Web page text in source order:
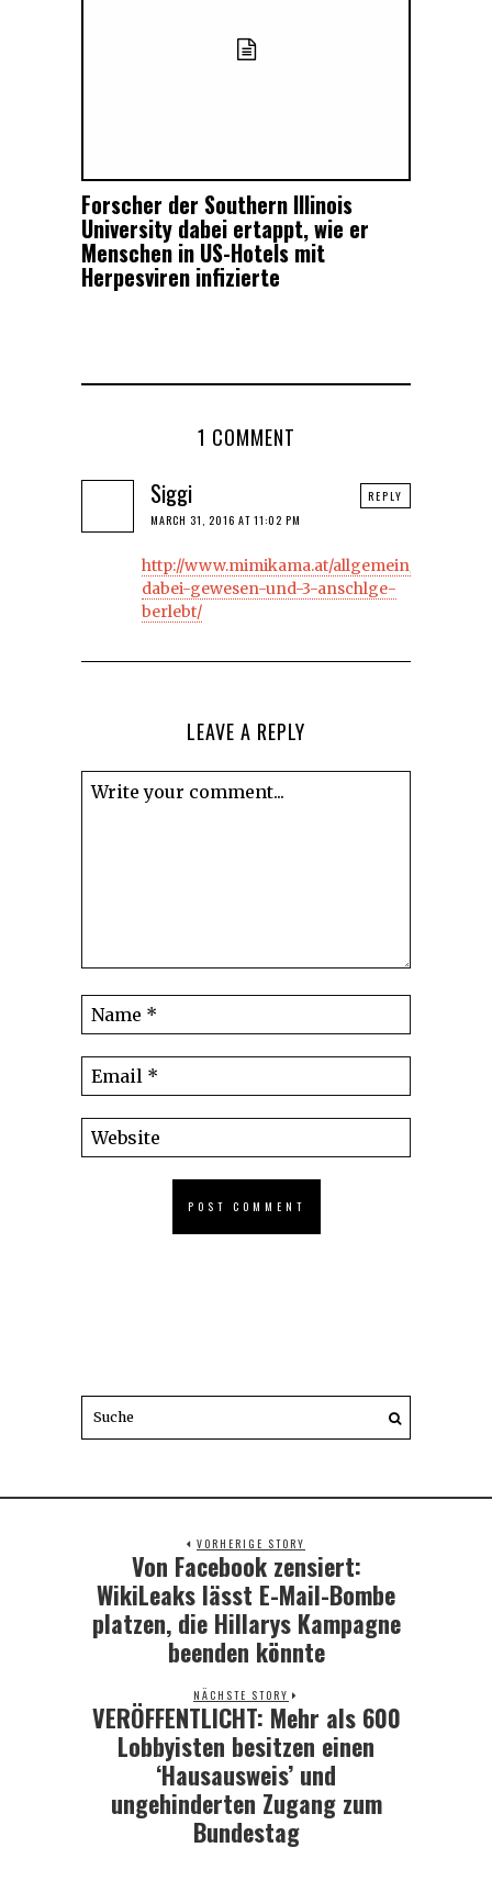
Forscher der Southern Illinois
University dabei ertappt, wie er
Menschen in US-Hotels mit
Herpesviren infizierte
1 COMMENT
Siggi
MARCH 31, 2016 AT 11:02 PM
http://www.mimikama.at/allgemein/live-
dabei-gewesen-und-3-anschlge-
berlebt/
REPLY
LEAVE A REPLY
VORHERIGE STORY
Previous
post:
Von Facebook zensiert:
WikiLeaks lässt E-Mail-Bombe
platzen, die Hillarys Kampagne
beenden könnte
NÄCHSTE STORY
Next
post:
VERÖFFENTLICHT: Mehr als 600
Lobbyisten besitzen einen
‘Hausausweis’ und
ungehinderten Zugang zum
Bundestag